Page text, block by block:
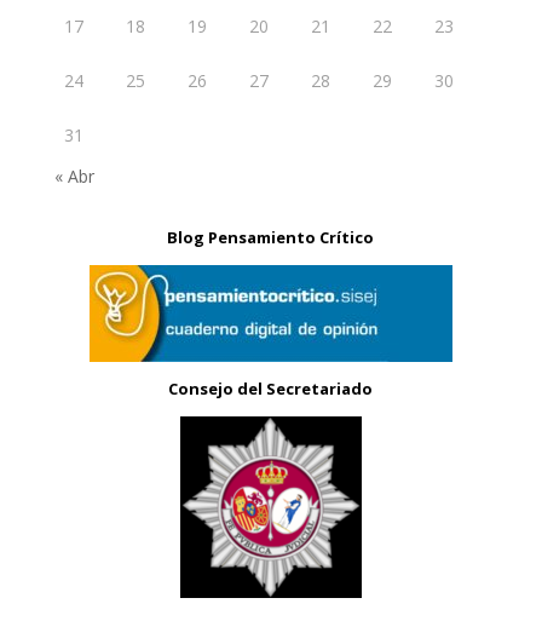
17 18 19 20 21 22 23
24 25 26 27 28 29 30
31
« Abr
Blog Pensamiento Crítico
Consejo del Secretariado